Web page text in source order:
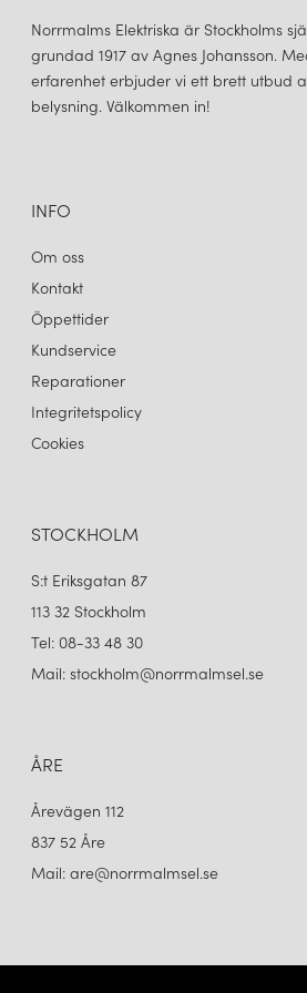
Norrmalms Elektriska är Stockholms
grundad 1917 av Agnes Johansson.
erfarenhet erbjuder vi ett brett utbud
belysning. Välkommen in!
INFO
Om oss
Kontakt
Öppettider
Kundservice
Reparationer
Integritetspolicy
Cookies
STOCKHOLM
S:t Eriksgatan 87
113 32 Stockholm
Tel: 08-33 48 30
Mail: stockholm@norrmalmsel.se
ÅRE
Årevägen 112
837 52 Åre
Mail: are@norrmalmsel.se